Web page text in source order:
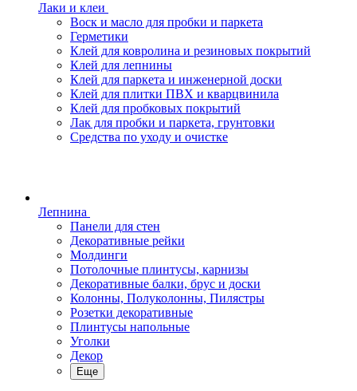
Лаки и клеи
Воск и масло для пробки и паркета
Герметики
Клей для ковролина и резиновых покрытий
Клей для лепнины
Клей для паркета и инженерной доски
Клей для плитки ПВХ и кварцвинила
Клей для пробковых покрытий
Лак для пробки и паркета, грунтовки
Средства по уходу и очистке
Лепнина
Панели для стен
Декоративные рейки
Молдинги
Потолочные плинтусы, карнизы
Декоративные балки, брус и доски
Колонны, Полуколонны, Пилястры
Розетки декоративные
Плинтусы напольные
Уголки
Декор
Еще